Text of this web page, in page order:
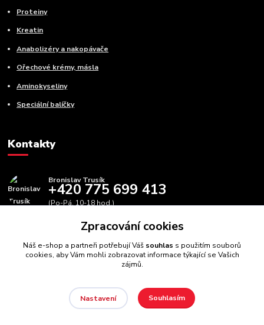
Proteiny
Kreatin
Anabolizéry a nakopávače
Ořechové krémy, másla
Aminokyseliny
Speciální balíčky
Kontakty
Bronislav Trusík
+420 775 699 413
(Po-Pá, 10-18 hod.)
info@bbfitness.cz
BBfintess.cz -Fitness doplňky a zdravá výživa//Webdesign
Zpracování cookies
Náš e-shop a partneři potřebují Váš souhlas s použitím souborů
cookies, aby Vám mohli zobrazovat informace týkající se Vašich
zájmů.
Nastavení Souhlasím